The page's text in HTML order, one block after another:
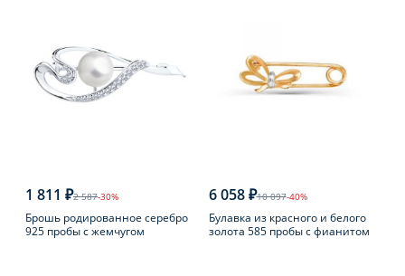
1 811 ₽2 587-30%
Брошь родированное серебро
925 пробы с жемчугом
6 058 ₽10 097-40%
Булавка из красного и белого
золота 585 пробы с фианитом